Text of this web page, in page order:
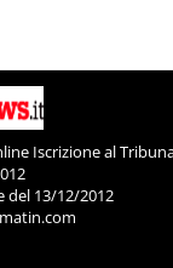
Iscrizione al
del 13/12/2012